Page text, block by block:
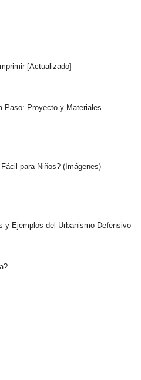
[Actualizado]
Paso: Proyecto y Materiales
para Niños? (Imágenes)
y Ejemplos del Urbanismo Defensivo